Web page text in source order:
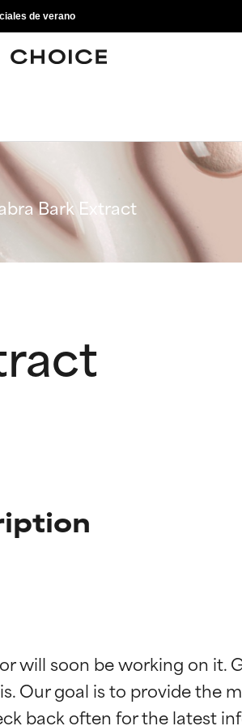
de verano
Bark Extract
will soon be working on it.
Our goal is to provide the
la piel. Su eficacia está demostrada y
la piel. Su eficacia está demostrada y